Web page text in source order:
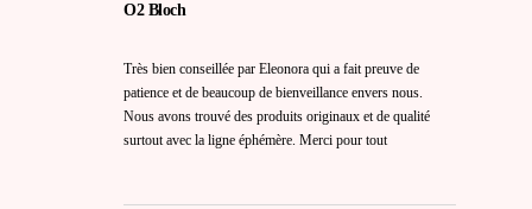
O2 Bloch
Très bien conseillée par Eleonora qui a fait preuve de
patience et de beaucoup de bienveillance envers nous.
Nous avons trouvé des produits originaux et de qualité
surtout avec la ligne éphémère. Merci pour tout